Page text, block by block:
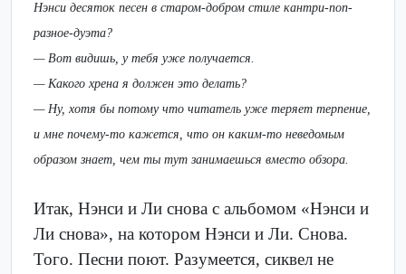
Нэнси десяток песен в старом-добром стиле кантри-поп-
разное-дуэта?
— Вот видишь, у тебя уже получается.
— Какого хрена я должен это делать?
— Ну, хотя бы потому что читатель уже теряет терпение,
и мне почему-то кажется, что он каким-то неведомым
образом знает, чем ты тут занимаешься вместо обзора.
Итак, Нэнси и Ли снова с альбомом «Нэнси и
Ли снова», на котором Нэнси и Ли. Снова.
Того. Песни поют. Разумеется, сиквел не